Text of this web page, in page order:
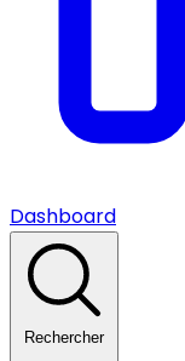
Dashboard
Rechercher